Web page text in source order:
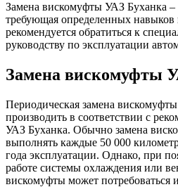
Замена вискомуфты УАЗ Буханка –
требующая определенных
рекомендуется обратиться к
руководству по эксплуатации
Замена вискомуфты
Периодическая замена
производить в соответствии с
УАЗ Буханка. Обычно замена
выполнять каждые 50 000
года эксплуатации. Однако, при
работе системы охлаждения или
вискомуфты может потребоваться